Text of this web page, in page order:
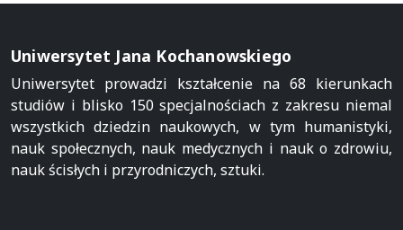
Uniwersytet Jana Kochanowskiego
Uniwersytet prowadzi kształcenie na 68 kierunkach
studiów i blisko 150 specjalnościach z zakresu niemal
wszystkich dziedzin naukowych, w tym humanistyki,
nauk społecznych, nauk medycznych i nauk o zdrowiu,
nauk ścisłych i przyrodniczych, sztuki.